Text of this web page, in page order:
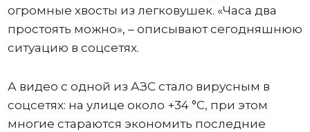
огромные хвосты из легковушек. «Часа два
простоять можно», – описывают сегодняшнюю
ситуацию в соцсетях.
А видео с одной из АЗС стало вирусным в
соцсетях: на улице около +34 °C, при этом
многие стараются экономить последние